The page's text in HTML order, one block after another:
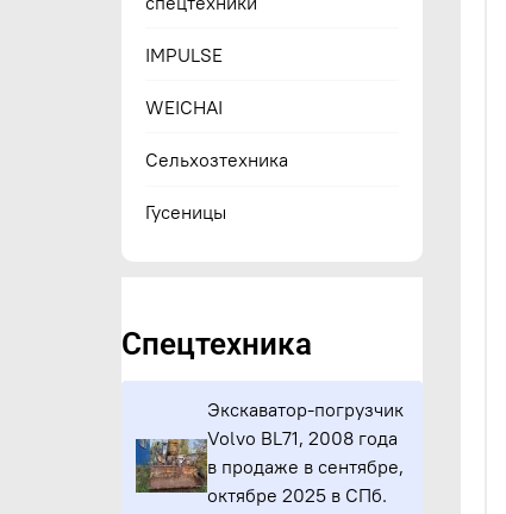
IMPULSE
WEICHAI
Сельхозтехника
Гусеницы
Спецтехника
Экскаватор-погрузчик
Volvo BL71, 2008 года
в продаже в сентябре,
октябре 2025 в СПб.